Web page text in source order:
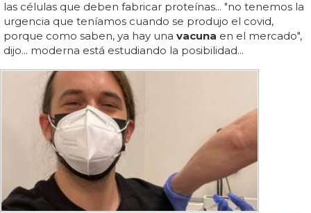
las células que deben fabricar proteínas... "no tenemos la
urgencia que teníamos cuando se produjo el covid,
porque como saben, ya hay una vacuna en el mercado",
dijo... moderna está estudiando la posibilidad...